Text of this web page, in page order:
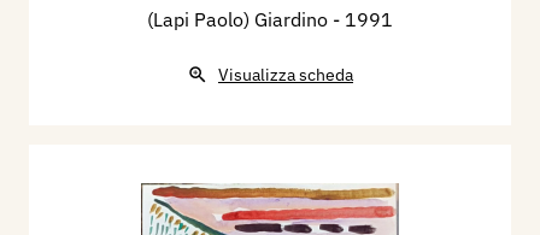
(Lapi Paolo) Giardino - 1991
Visualizza scheda